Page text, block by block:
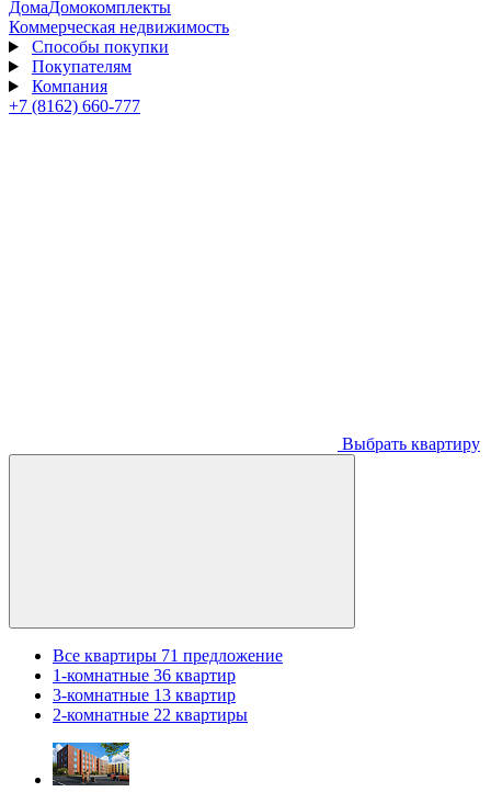
ДомаДомокомплекты
Коммерческая недвижимость
Способы покупки
Покупателям
Компания
+7 (8162) 660-777
Выбрать квартиру
Все квартиры 71 предложение
1-комнатные 36 квартир
3-комнатные 13 квартир
2-комнатные 22 квартиры